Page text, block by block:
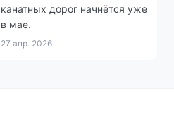
канатных дорог начнётся уже
в мае.
27 апр. 2026